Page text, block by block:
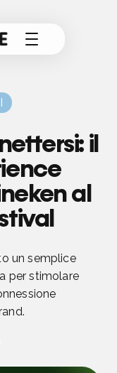
il
al
un semplice
per stimolare